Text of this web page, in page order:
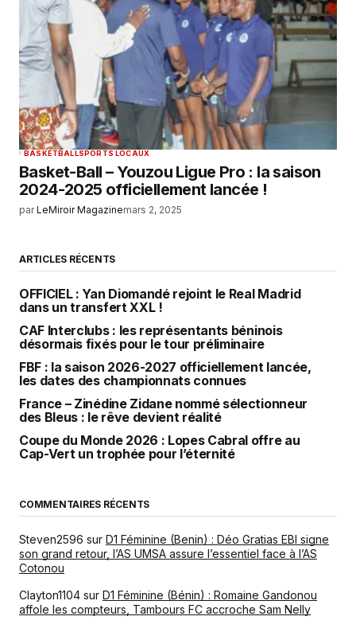
BASKETBALLSPORTS LOCAUX
Basket-Ball – Youzou Ligue Pro : la saison
2024-2025 officiellement lancée ! ‎
par LeMiroir Magazinemars 2, 2025
ARTICLES RÉCENTS
OFFICIEL : Yan Diomandé rejoint le Real Madrid
dans un transfert XXL !
CAF Interclubs : les représentants béninois
désormais fixés pour le tour préliminaire
FBF : la saison 2026-2027 officiellement lancée,
les dates des championnats connues
France – Zinédine Zidane nommé sélectionneur
des Bleus : le rêve devient réalité
Coupe du Monde 2026 : Lopes Cabral offre au
Cap-Vert un trophée pour l’éternité
COMMENTAIRES RÉCENTS
Steven2596 sur D1 Féminine (Benin) : Déo Gratias EBI signe
son grand retour, l’AS UMSA assure l’essentiel face à l’AS
Cotonou
Clayton1104 sur D1 Féminine (Bénin) : Romaine Gandonou
affole les compteurs, Tambours FC accroche Sam Nelly